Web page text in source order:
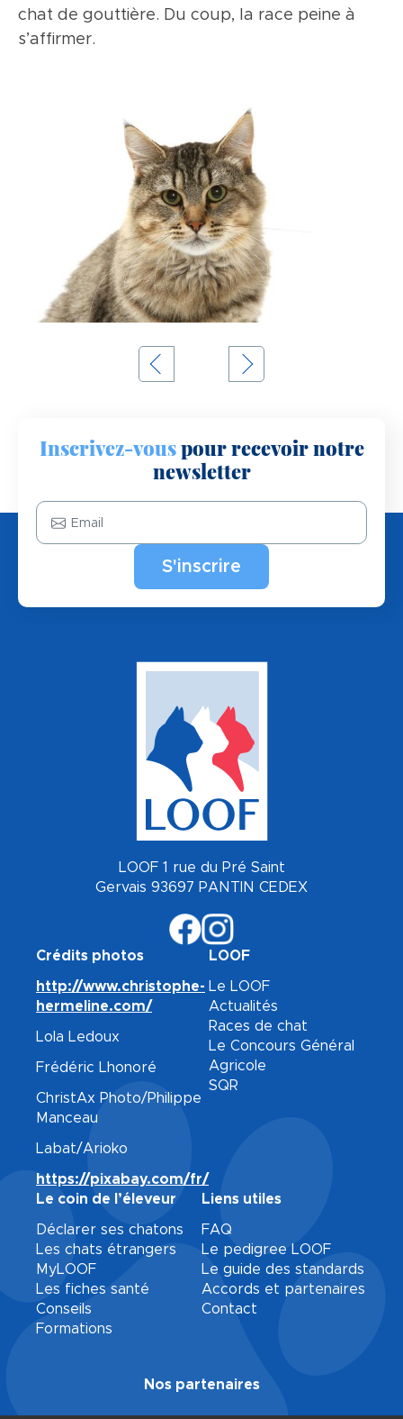
chat de gouttière. Du coup, la race peine à
s’affirmer.
grands que les femelles. Epaisse à la base, la
queue va en s’effilant vers un bout arrondi.
Toutes les couleurs de robes sont reconnues,
sauf les patrons sépia, mink et colourpoint
ainsi que les couleurs chocolat, lilas, cinnamon
Inscrivez-vouspour recevoir notre
newsletter
LOOF 1 rue du Pré Saint
Gervais 93697 PANTIN CEDEX
Crédits photos
http://www.christophe-
hermeline.com/
Lola Ledoux
Frédéric Lhonoré
ChristAx Photo/Philippe
Manceau
Labat/Arioko
https://pixabay.com/fr/
LOOF
Le LOOF
Actualités
Races de chat
Le Concours Général
Agricole
SQR
Le coin de l’éleveur
Déclarer ses chatons
Les chats étrangers
MyLOOF
Les fiches santé
Conseils
Formations
Liens utiles
FAQ
Le pedigree LOOF
Le guide des standards
Accords et partenaires
Contact
Nos partenaires